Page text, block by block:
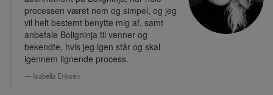
processen været nem og simpel, og jeg
vil helt bestemt benytte mig af, samt
anbefale Boligninja til venner og
bekendte, hvis jeg igen står og skal
igennem lignende process.
Isabella Eriksen